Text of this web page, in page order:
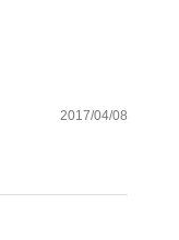
2017/04/08